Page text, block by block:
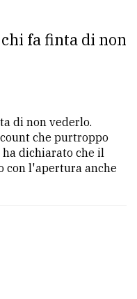
fa finta di non
di non vederlo.
che purtroppo
dichiarato che il
con l'apertura anche